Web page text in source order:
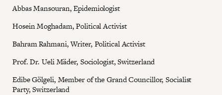
Abbas Mansouran, Epidemiologist
Hosein Moghadam, Political Activist
Bahram Rahmani, Writer, Political Activist
Prof. Dr. Ueli Mäder, Sociologist, Switzerland
Edibe Gölgeli, Member of the Grand Councillor, Socialist
Party, Switzerland